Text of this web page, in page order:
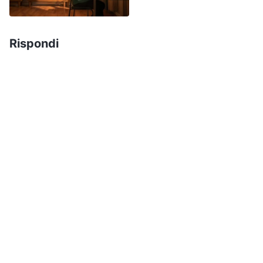
avrei potuto condividere il Vangelo. Avevo paura
e mi guardassero dall’alto in basso, così sono
Rispondi